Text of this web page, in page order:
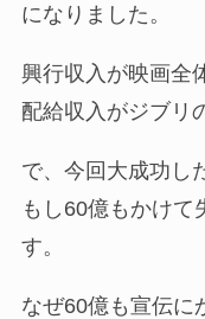
になりました。
興行収入が映画全
配給収入がジブリ
で、今回大成功し
もし60億もかけて
す。
なぜ60億も宣伝に